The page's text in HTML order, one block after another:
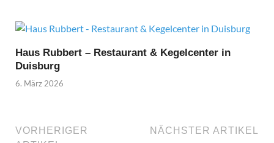
Haus Rubbert – Restaurant & Kegelcenter in
Duisburg
6. März 2026
VORHERIGER
NÄCHSTER ARTIKEL